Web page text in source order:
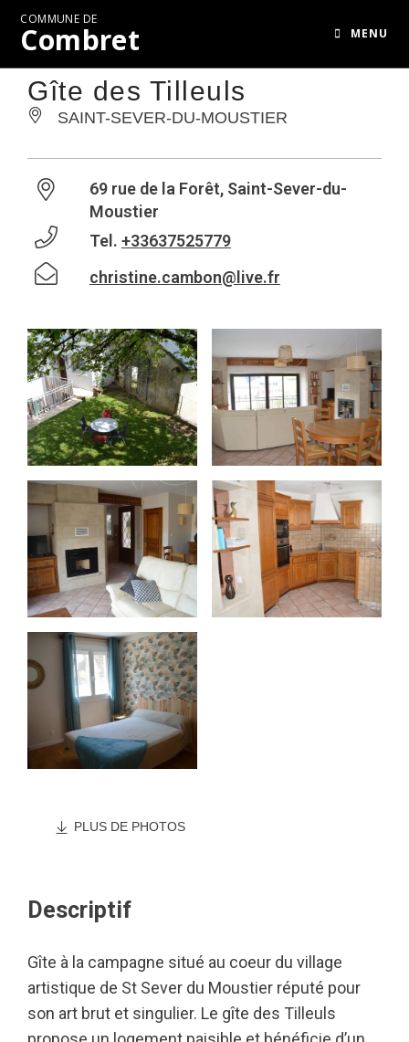
COMMUNE DE
Combret MENU
Gîte des Tilleuls
SAINT-SEVER-DU-MOUSTIER
69 rue de la Forêt, Saint-Sever-du-
Moustier
Tel. +33637525779
christine.cambon@live.fr
PLUS DE PHOTOS
Descriptif
Gîte à la campagne situé au coeur du village
artistique de St Sever du Moustier réputé pour
son art brut et singulier. Le gîte des Tilleuls